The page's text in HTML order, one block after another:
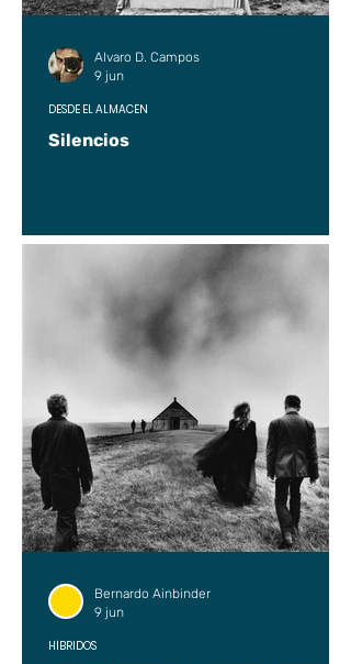
Silencios
DESDE EL ALMACÉN
Alvaro D. Campos
9 jun
HÍBRIDOS
Bernardo Ainbinder
9 jun